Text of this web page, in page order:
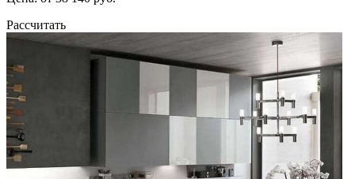
Рассчитать